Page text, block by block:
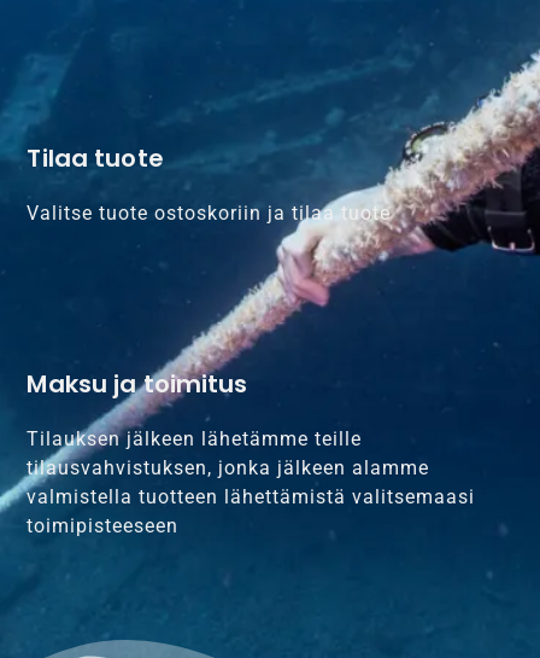
Tilaa tuote
Valitse tuote ostoskoriin ja tilaa tuote
Maksu ja toimitus
Tilauksen jälkeen lähetämme teille
tilausvahvistuksen, jonka jälkeen alamme
valmistella tuotteen lähettämistä valitsemaasi
toimipisteeseen